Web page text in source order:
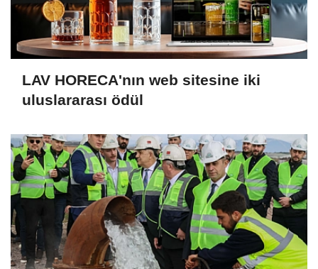
LAV HORECA'nın web sitesine iki
uluslararası ödül